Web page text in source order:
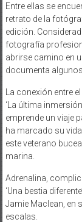
Entre ellas se
retrato de la
edición.
fotografía
abrirse camino en
documenta
La conexión entre
‘La última
emprende un viaje
ha marcado su
este veterano
marina.
Adrenalina,
‘Una bestia
Jamie Maclean, en
escalas.